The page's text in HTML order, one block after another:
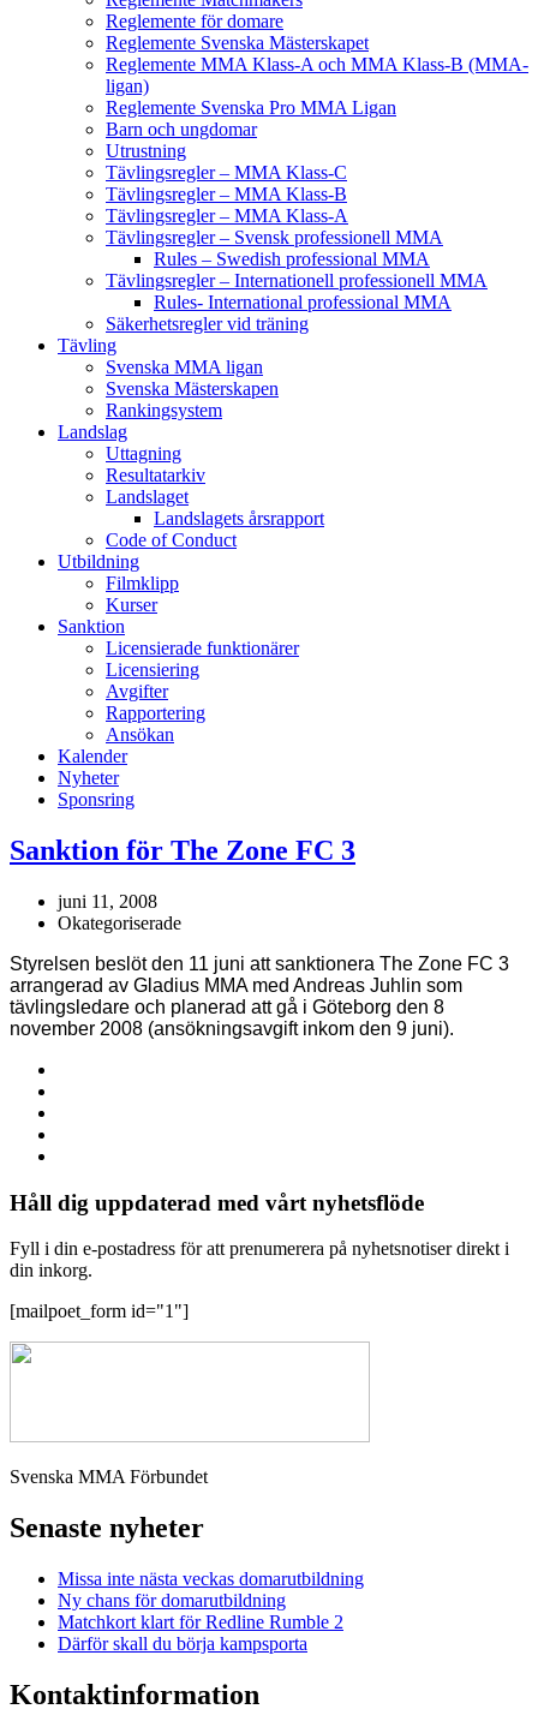
Reglemente för domare
Reglemente Svenska Mästerskapet
Reglemente MMA Klass-A och MMA Klass-B (MMA-
ligan)
Reglemente Svenska Pro MMA Ligan
Barn och ungdomar
Utrustning
Tävlingsregler – MMA Klass-C
Tävlingsregler – MMA Klass-B
Tävlingsregler – MMA Klass-A
Tävlingsregler – Svensk professionell MMA
Rules – Swedish professional MMA
Tävlingsregler – Internationell professionell MMA
Rules- International professional MMA
Säkerhetsregler vid träning
Tävling
Svenska MMA ligan
Svenska Mästerskapen
Rankingsystem
Landslag
Uttagning
Resultatarkiv
Landslaget
Landslagets årsrapport
Code of Conduct
Utbildning
Filmklipp
Kurser
Sanktion
Licensierade funktionärer
Licensiering
Avgifter
Rapportering
Ansökan
Kalender
Nyheter
Sponsring
Sanktion för The Zone FC 3
juni 11, 2008
Okategoriserade
Styrelsen beslöt den 11 juni att sanktionera The Zone FC 3
arrangerad av Gladius MMA med Andreas Juhlin som
tävlingsledare och planerad att gå i Göteborg den 8
november 2008 (ansökningsavgift inkom den 9 juni).
Håll dig uppdaterad med vårt nyhetsflöde
Fyll i din e-postadress för att prenumerera på nyhetsnotiser direkt i
din inkorg.
[mailpoet_form id="1"]
Svenska MMA Förbundet
Senaste nyheter
Missa inte nästa veckas domarutbildning
Ny chans för domarutbildning
Matchkort klart för Redline Rumble 2
Därför skall du börja kampsporta
Kontaktinformation